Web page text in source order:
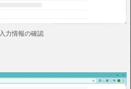
入力情報の確認